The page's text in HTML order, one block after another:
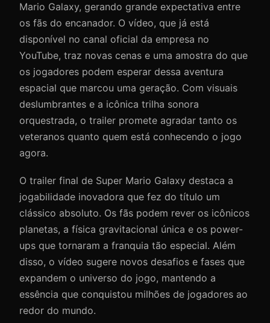
Mario Galaxy, gerando grande expectativa entre
os fãs do encanador. O vídeo, que já está
disponível no canal oficial da empresa no
YouTube, traz novas cenas e uma amostra do que
os jogadores podem esperar dessa aventura
espacial que marcou uma geração. Com visuais
deslumbrantes e a icônica trilha sonora
orquestrada, o trailer promete agradar tanto os
veteranos quanto quem está conhecendo o jogo
agora.
O trailer final de Super Mario Galaxy destaca a
jogabilidade inovadora que fez do título um
clássico absoluto. Os fãs podem rever os icônicos
planetas, a física gravitacional única e os power-
ups que tornaram a franquia tão especial. Além
disso, o vídeo sugere novos desafios e fases que
expandem o universo do jogo, mantendo a
essência que conquistou milhões de jogadores ao
redor do mundo.